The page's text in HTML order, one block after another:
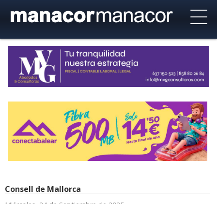
Consell de Mallorca